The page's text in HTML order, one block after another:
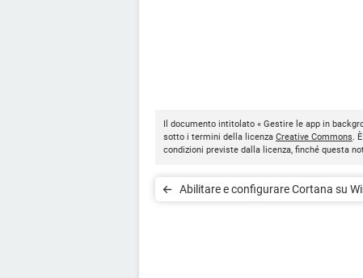
Il documento intitolato « Gestire le app in
sotto i termini della licenza Creative Commons.
condizioni previste dalla licenza, finché questa
Abilitare e configurare Cortana su